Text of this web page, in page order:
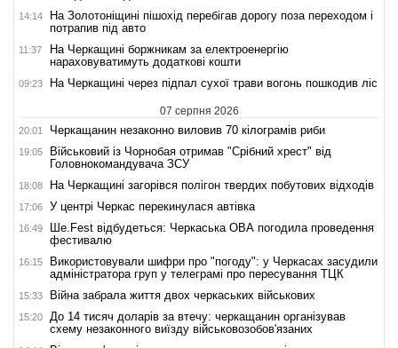
14:14
На Золотоніщині пішохід перебігав дорогу поза переходом і
потрапив під авто
11:37
На Черкащині боржникам за електроенергію
нараховуватимуть додаткові кошти
09:23 На Черкащині через підпал сухої трави вогонь пошкодив ліс
07 серпня 2026
20:01 Черкащанин незаконно виловив 70 кілограмів риби
19:05
Військовий із Чорнобая отримав "Срібний хрест" від
Головнокомандувача ЗСУ
18:08 На Черкащині загорівся полігон твердих побутових відходів
17:06 У центрі Черкас перекинулася автівка
16:49
Ше.Fest відбудеться: Черкаська ОВА погодила проведення
фестивалю
16:15
Використовували шифри про "погоду": у Черкасах засудили
адміністратора груп у телеграмі про пересування ТЦК
15:33 Війна забрала життя двох черкаських військових
15:20
До 14 тисяч доларів за втечу: черкащанин організував
схему незаконного виїзду військовозобов'язаних